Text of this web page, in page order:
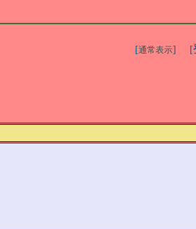
[通常表示] [